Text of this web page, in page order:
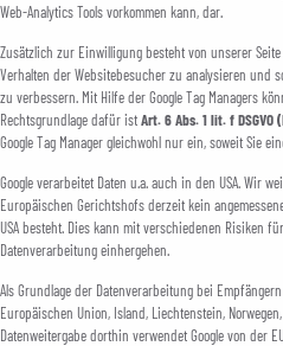
Web-Analytics Tools vorkommen kann, dar.
Zusätzlich zur Einwilligung besteht von unserer
Verhalten der Websitebesucher zu analysieren und
zu verbessern. Mit Hilfe der Google Tag Managers
Rechtsgrundlage dafür istArt. 6 Abs. 1 lit. f
Google Tag Manager gleichwohl nur ein, soweit Sie
Google verarbeitet Daten u.a. auch in den USA. Wir
Europäischen Gerichtshofs derzeit kein
USA besteht. Dies kann mit verschiedenen Risiken
Datenverarbeitung einhergehen.
Als Grundlage der Datenverarbeitung bei
Europäischen Union, Island, Liechtenstein,
Datenweitergabe dorthin verwendet Google von der